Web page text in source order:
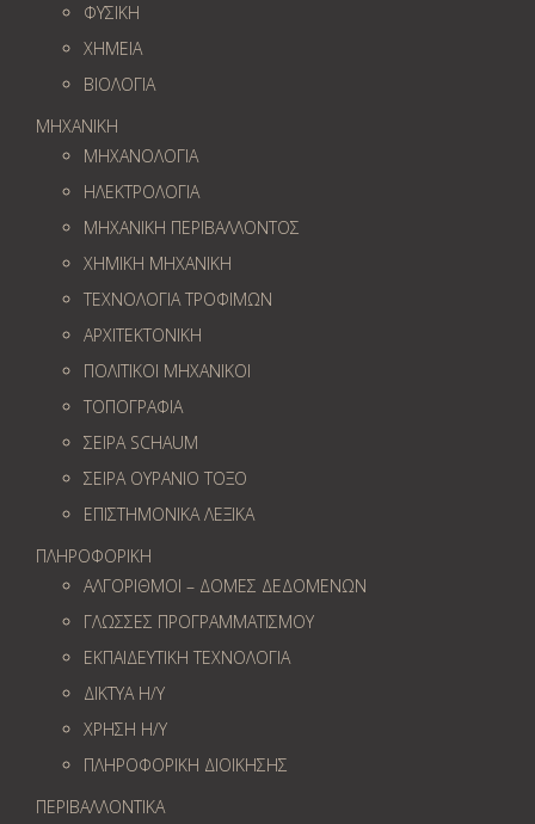
ΦΥΣΙΚΗ
ΧΗΜΕΙΑ
ΒΙΟΛΟΓΙΑ
ΜΗΧΑΝΙΚΗ
ΜΗΧΑΝΟΛΟΓΙΑ
ΗΛΕΚΤΡΟΛΟΓΙΑ
ΜΗΧΑΝΙΚΗ ΠΕΡΙΒΑΛΛΟΝΤΟΣ
ΧΗΜΙΚΗ ΜΗΧΑΝΙΚΗ
ΤΕΧΝΟΛΟΓΙΑ ΤΡΟΦΙΜΩΝ
ΑΡΧΙΤΕΚΤΟΝΙΚΗ
ΠΟΛΙΤΙΚΟΙ ΜΗΧΑΝΙΚΟΙ
ΤΟΠΟΓΡΑΦΙΑ
ΣΕΙΡΑ SCHAUM
ΣΕΙΡΑ ΟΥΡΑΝΙΟ ΤΟΞΟ
ΕΠΙΣΤΗΜΟΝΙΚΑ ΛΕΞΙΚΑ
ΠΛΗΡΟΦΟΡΙΚΗ
ΑΛΓΟΡΙΘΜΟΙ – ΔΟΜΕΣ ΔΕΔΟΜΕΝΩΝ
ΓΛΩΣΣΕΣ ΠΡΟΓΡΑΜΜΑΤΙΣΜΟΥ
ΕΚΠΑΙΔΕΥΤΙΚΗ ΤΕΧΝΟΛΟΓΙΑ
ΔΙΚΤΥΑ Η/Υ
ΧΡΗΣΗ Η/Υ
ΠΛΗΡΟΦΟΡΙΚΗ ΔΙΟΙΚΗΣΗΣ
ΠΕΡΙΒΑΛΛΟΝΤΙΚΑ